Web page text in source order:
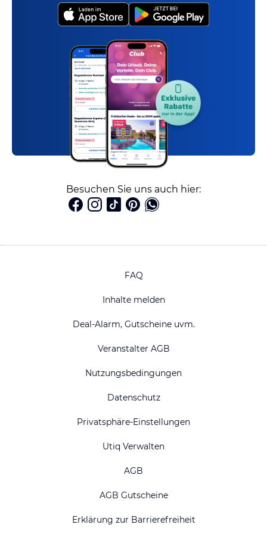
Besuchen Sie uns auch hier:
FAQ
Inhalte melden
Deal-Alarm, Gutscheine uvm.
Veranstalter AGB
Nutzungsbedingungen
Datenschutz
Privatsphäre-Einstellungen
Utiq Verwalten
AGB
AGB Gutscheine
Erklärung zur Barrierefreiheit